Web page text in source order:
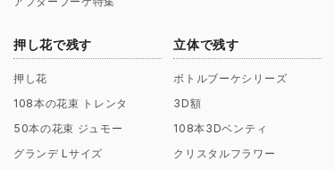
押し花で残す
押し花
108本の花束 トレンタ
50本の花束 ジュモー
グランデ Lサイズ
立体で残す
ボトルブーケシリーズ
3D額
108本3Dベンティ
クリスタルフラワー